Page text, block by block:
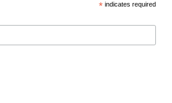
* indicates required